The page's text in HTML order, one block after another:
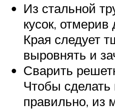
Из стальной
кусок,
Края следует
выровнять и
Сварить
Чтобы
правильно, из